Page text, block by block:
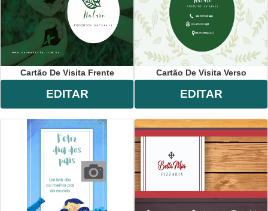
Cartão De Visita Frente
EDITAR
Cartão De Visita Verso
EDITAR